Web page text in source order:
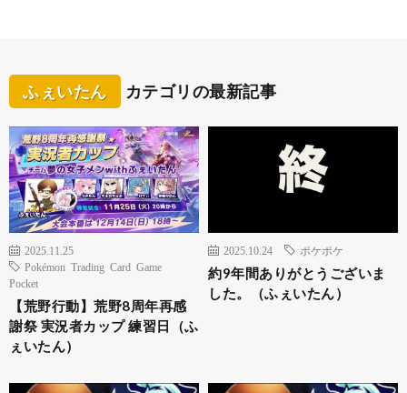
ふぇいたん カテゴリの最新記事
2025.11.25
Pokémon Trading Card Game
Pocket
【荒野行動】荒野8周年再感
謝祭 実況者カップ 練習日（ふ
ぇいたん）
2025.10.24 ポケポケ
約9年間ありがとうございま
した。（ふぇいたん）